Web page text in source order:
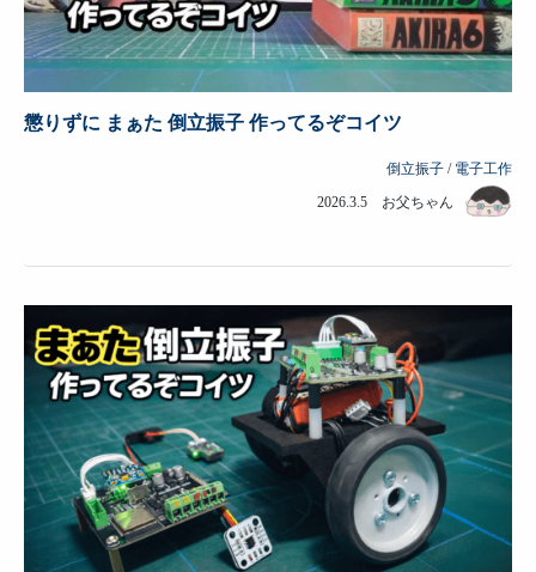
懲りずに まぁた 倒立振子 作ってるぞコイツ
倒立振子 / 電子工作
2026.3.5 お父ちゃん